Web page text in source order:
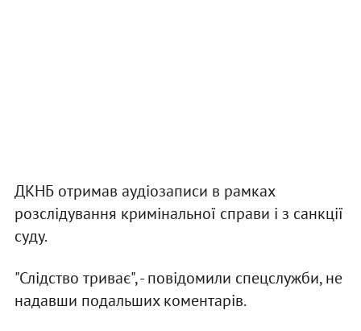
ДКНБ отримав аудіозаписи в рамках
розслідування кримінальної справи і з санкції
суду.
"Слідство триває", - повідомили спецслужби, не
надавши подальших коментарів.